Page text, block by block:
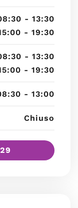
- 13:30
- 19:30
- 13:30
- 19:30
- 13:00
Chiuso